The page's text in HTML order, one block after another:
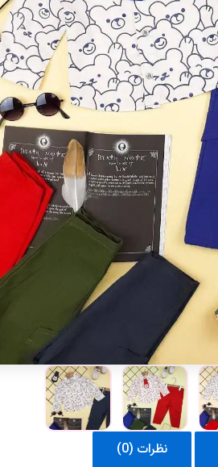
نظرات (0)